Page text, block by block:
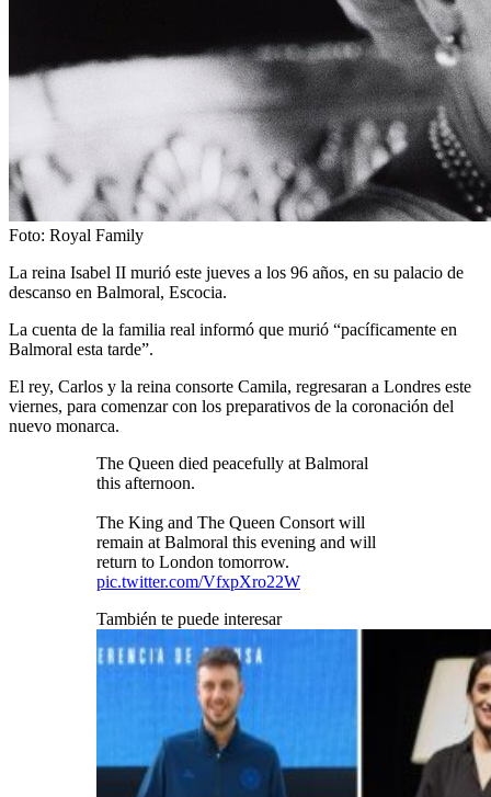
Foto: Royal Family
La reina Isabel II murió este jueves a los 96 años, en su palacio de
descanso en Balmoral, Escocia.
La cuenta de la familia real informó que murió “pacíficamente en
Balmoral esta tarde”.
El rey, Carlos y la reina consorte Camila, regresaran a Londres este
viernes, para comenzar con los preparativos de la coronación del
nuevo monarca.
The Queen died peacefully at Balmoral
this afternoon.
The King and The Queen Consort will
remain at Balmoral this evening and will
return to London tomorrow.
pic.twitter.com/VfxpXro22W
También te puede interesar